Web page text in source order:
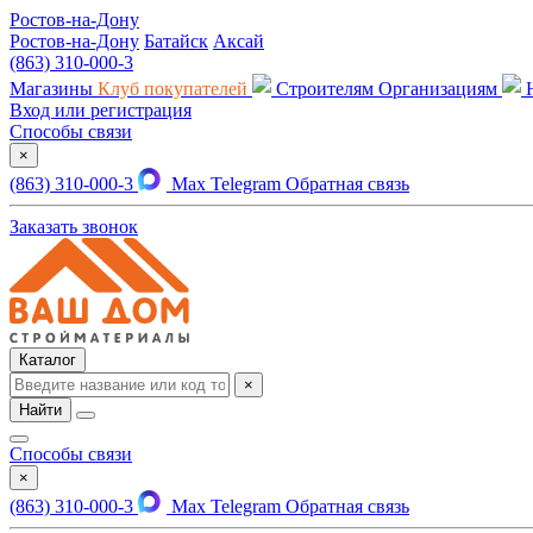
Ростов-на-Дону
Ростов-на-Дону Батайск Аксай
(863) 310-000-3
Магазины Клуб покупателей Строителям Организациям
Вход или регистрация
Способы связи
×
(863) 310-000-3 Max Telegram Обратная связь
Заказать звонок
Каталог
×
Найти
Способы связи
×
(863) 310-000-3 Max Telegram Обратная связь